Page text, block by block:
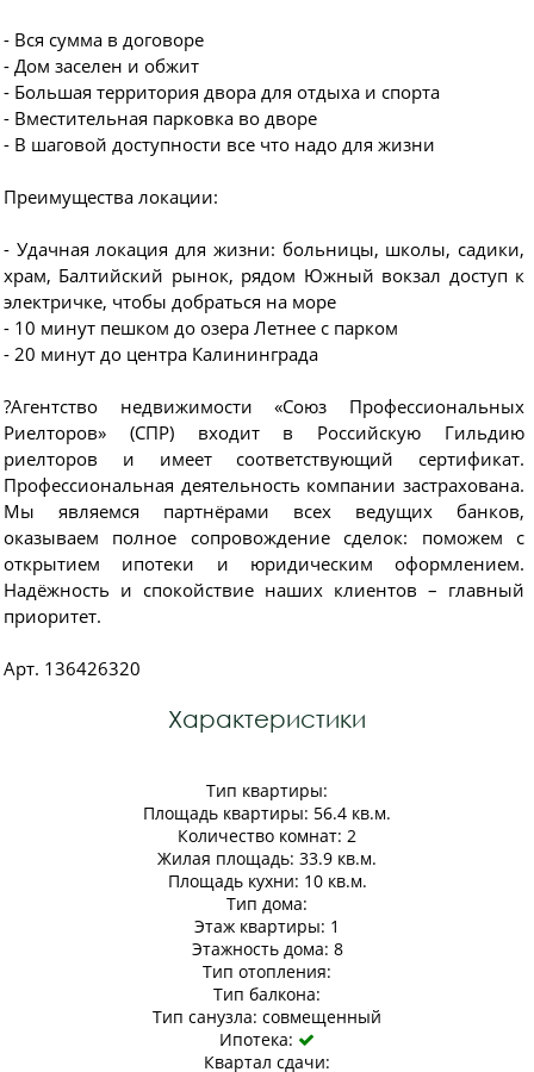
- Вся сумма в договоре
- Дом заселен и обжит
- Большая территория двора для отдыха и спорта
- Вместительная парковка во дворе
- В шаговой доступности все что надо для жизни
Преимущества локации:
- Удачная локация для жизни: больницы, школы, садики,
храм, Балтийский рынок, рядом Южный вокзал доступ к
электричке, чтобы добраться на море
- 10 минут пешком до озера Летнее с парком
- 20 минут до центра Калининграда
?Агентство недвижимости «Союз Профессиональных
Риелторов» (СПР) входит в Российскую Гильдию
риелторов и имеет соответствующий сертификат.
Профессиональная деятельность компании застрахована.
Мы являемся партнёрами всех ведущих банков,
оказываем полное сопровождение сделок: поможем с
открытием ипотеки и юридическим оформлением.
Надёжность и спокойствие наших клиентов – главный
приоритет.
Арт. 136426320
Характеристики
Тип квартиры:
Площадь квартиры: 56.4 кв.м.
Количество комнат: 2
Жилая площадь: 33.9 кв.м.
Площадь кухни: 10 кв.м.
Тип дома:
Этаж квартиры: 1
Этажность дома: 8
Тип отопления:
Тип балкона:
Тип санузла: совмещенный
Ипотека: 
Квартал сдачи: